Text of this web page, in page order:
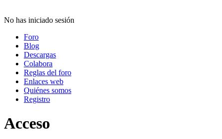
No has iniciado sesión
Foro
Blog
Descargas
Colabora
Reglas del foro
Enlaces web
Quiénes somos
Registro
Acceso